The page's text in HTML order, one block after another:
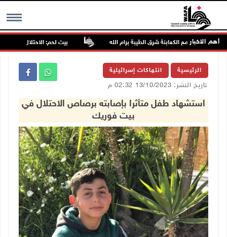
MENU أهم الاخبار
تجمع الكعابنة شرق الطيبة برام الله بيت لحم: الاحتلال ومستعمرون
الرئيسية انتهاكات إسرائيلية
تاريخ النشر: 13/10/2023 02:32 م
استشهاد طفل متأثرا بإصابته برصاص الاحتلال في
بيت فوريك